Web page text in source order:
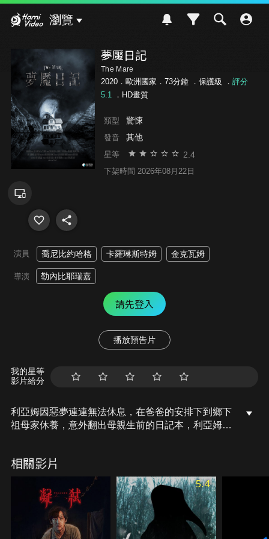
瀏覽
夢魘日記
The Mare
2020．歐洲國家．73分鐘 ． 保護級 ． 評分
5.1．HD畫質
類型 驚悚
發音 其他
星等 2.4
下架時間 2026年08月22日
演員 喬尼比約哈格 卡羅琳斯特姆 金克瓦姆
導演 勒內比耶瑞嘉
請先登入
播放預告片
我的星等
影片給分
利亞姆因惡夢連連無法休息，在爸爸的安排下到鄉下
祖母家休養，意外翻出母親生前的日記本，利亞姆發
相關影片
5.4